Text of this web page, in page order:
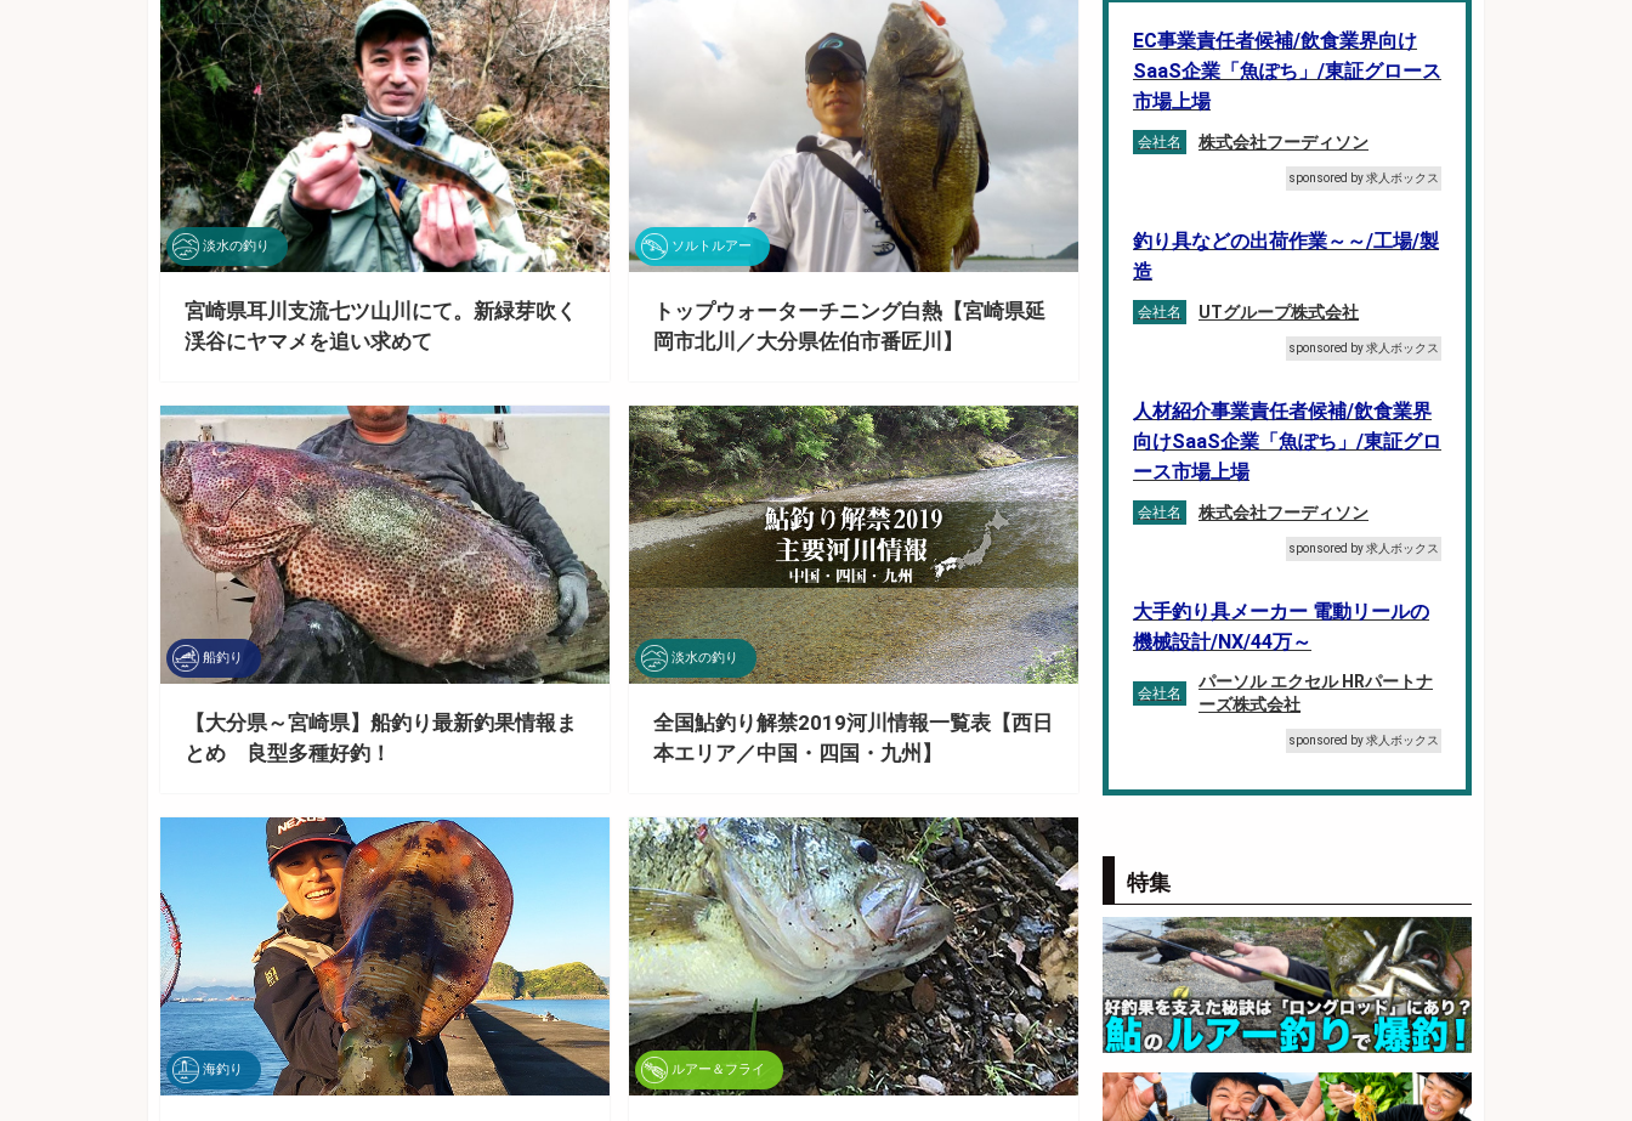
淡水の釣り
宮崎県耳川支流七ツ山川にて。新緑芽吹く
渓谷にヤマメを追い求めて
ソルトルアー
トップウォーターチニング白熱【宮崎県延
岡市北川／大分県佐伯市番匠川】
船釣り
【大分県～宮崎県】船釣り最新釣果情報ま
とめ 良型多種好釣！
淡水の釣り
全国鮎釣り解禁2019河川情報一覧表【西日
本エリア／中国・四国・九州】
海釣り ルアー＆フライ
EC事業責任者候補/飲食業界向け
SaaS企業「魚ぽち」/東証グロース
市場上場
会社名 株式会社フーディソン
sponsored by 求人ボックス
釣り具などの出荷作業～～/工場/製
造
会社名 UTグループ株式会社
sponsored by 求人ボックス
人材紹介事業責任者候補/飲食業界
向けSaaS企業「魚ぽち」/東証グロ
ース市場上場
会社名 株式会社フーディソン
sponsored by 求人ボックス
大手釣り具メーカー 電動リールの
機械設計/NX/44万～
会社名
パーソル エクセル HRパートナ
ーズ株式会社
sponsored by 求人ボックス
コンビニ/広島県/調理なし・軽作業
きる
会社名 株式会社ホットスタッフ五日市
sponsored by 求人ボックス
レジカウンター/お釣りの計算不要
り1日2h
特集